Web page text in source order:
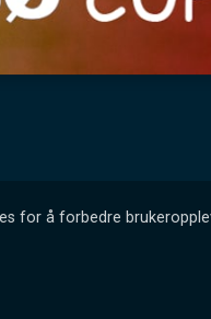
for å forbedre